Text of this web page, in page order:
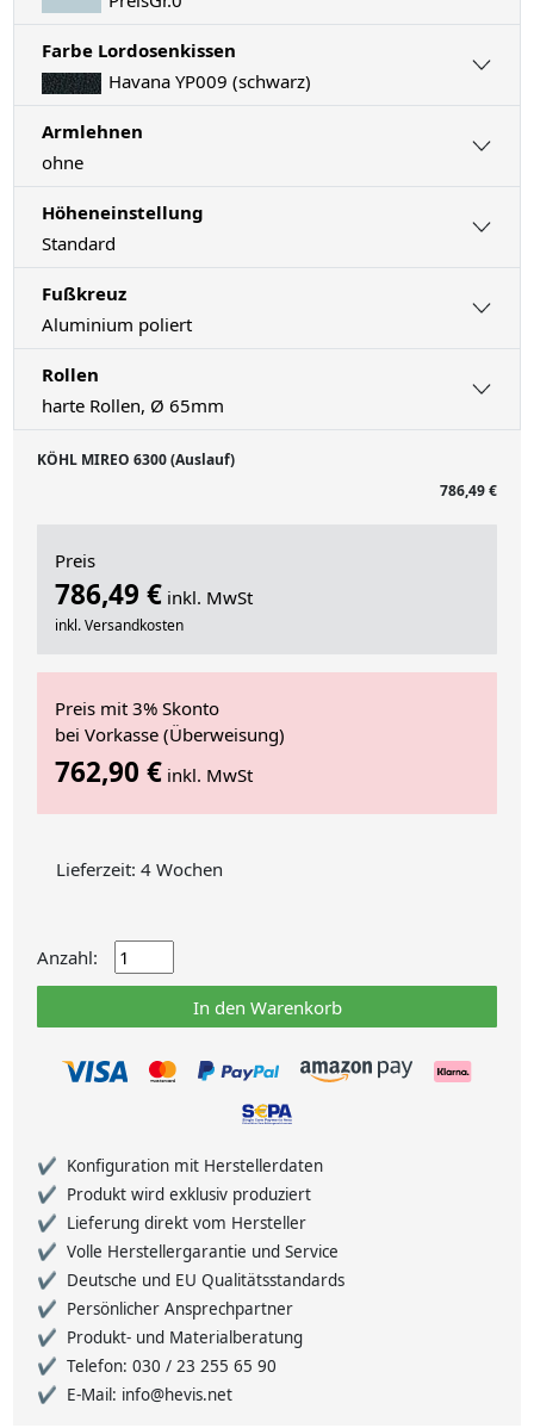
Farbe Lordosenkissen
Havana YP009 (schwarz)
Armlehnen
ohne
Höheneinstellung
Standard
Fußkreuz
Aluminium poliert
Rollen
harte Rollen, Ø 65mm
KÖHL MIREO 6300 (Auslauf)
786,49 €
Preis
786,49 € inkl. MwSt
inkl. Versandkosten
Preis mit 3% Skonto
bei Vorkasse (Überweisung)
762,90 € inkl. MwSt
Lieferzeit: 4 Wochen
Anzahl:
In den Warenkorb
Konfiguration mit Herstellerdaten
Produkt wird exklusiv produziert
Lieferung direkt vom Hersteller
Volle Herstellergarantie und Service
Deutsche und EU Qualitätsstandards
Persönlicher Ansprechpartner
Produkt- und Materialberatung
Telefon: 030 / 23 255 65 90
E-Mail: info@hevis.net